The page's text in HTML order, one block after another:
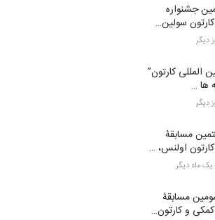
جشنواره
سولین…
المللی کارتون”
ها …
مسابقۀ
اولنس، …
ماه دیگر
مسابقۀ
کمکی و کارتون…